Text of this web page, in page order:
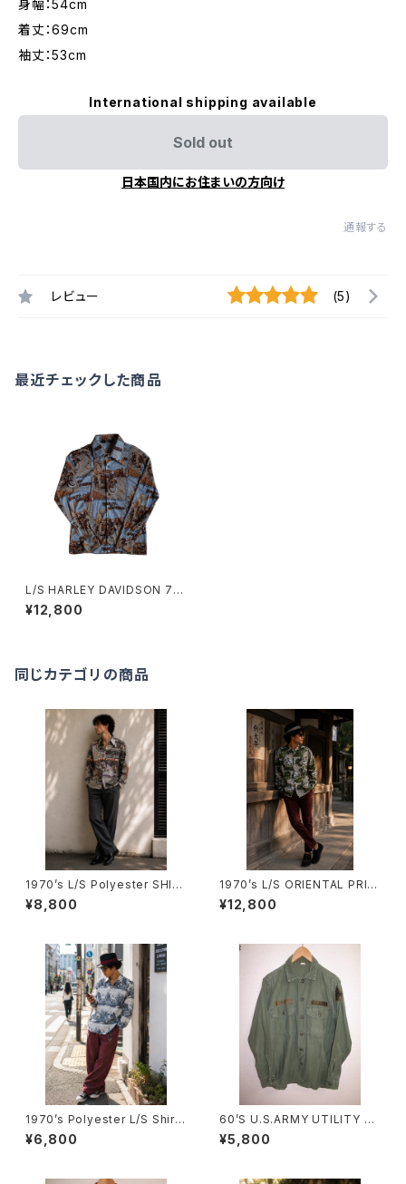
身幅：54cm
着丈：69cm
袖丈：53cm
International shipping available
Sold out
日本国内にお住まいの方向け
通報する
レビュー (5)
最近チェックした商品
L/S HARLEY DAVIDSON 7
0'S SHIRTS
¥12,800
同じカテゴリの商品
1970’s L/S Polyester SHIR
TS -1970年代 ポリエステル
ロングスリーブシャツ-
¥8,800
1970’s L/S ORIENTAL PRIN
T SHIRTS -1970年代 オリエ
ンタルプリント ロングスリーブシ
¥12,800
1970’s Polyester L/S Shirts
-1970年代 ポリエステル ロン
グスリーブシャツ
¥6,800
60’S U.S.ARMY UTILITY S
HIRTS
¥5,800